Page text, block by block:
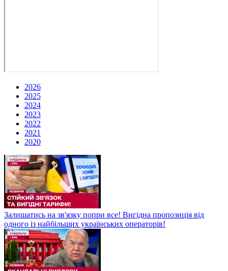
2026
2025
2024
2023
2022
2021
2020
Залишатись на зв'язку попри все! Вигідна пропозиція від
одного із найбільших українських операторів!